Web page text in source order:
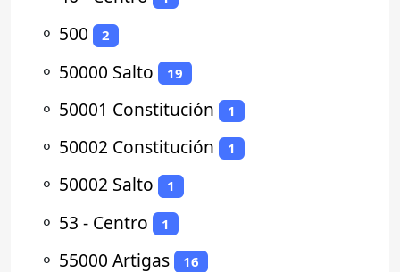
⚬ 500 2
⚬ 50000 Salto 19
⚬ 50001 Constitución 1
⚬ 50002 Constitución 1
⚬ 50002 Salto 1
⚬ 53 - Centro 1
⚬ 55000 Artigas 16